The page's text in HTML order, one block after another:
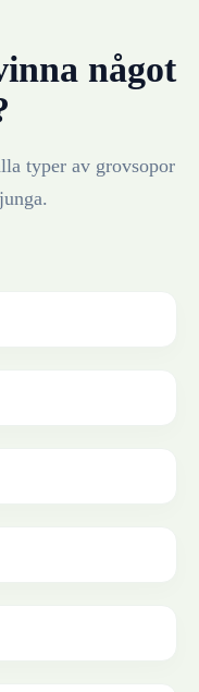
något
typer av grovsopor
.